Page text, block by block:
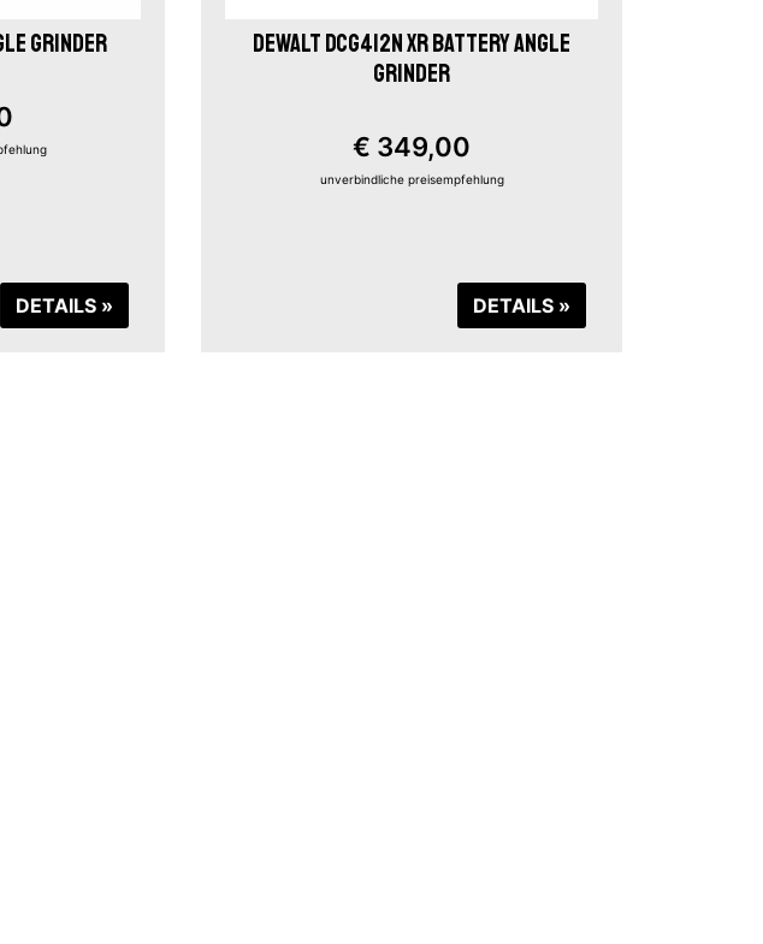
GRINDER
DETAILS »
DEWALT DCG412N XR BATTERY ANGLE
GRINDER
€ 349,00
unverbindliche preisempfehlung
DETAILS »